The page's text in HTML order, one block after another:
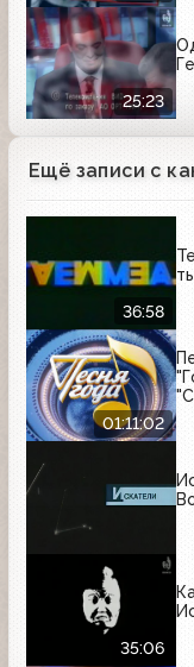
25:23
Ещё записи с
36:58
01:11:02
35:06